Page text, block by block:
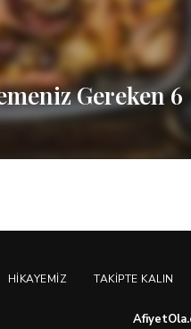
Gereken 6
HIKAYEMIZ TAKIPTE KALIN